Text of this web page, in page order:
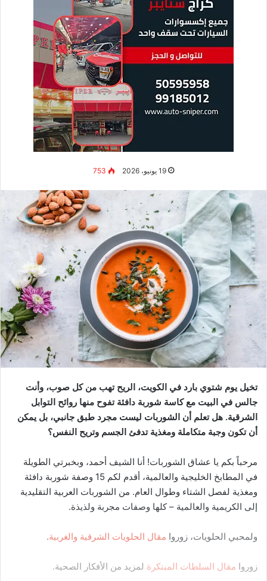
19 يونيو، 2026 753
تخيل يوم شتوي بارد في الكويت، الريح تهب من كل صوب، وأنت
جالس في البيت مع كاسة شوربة دافئة تفوح منها روائح التوابل
الشرقية. هل تعلم أن الشوربات ليست مجرد طبق جانبي، بل يمكن
أن تكون وجبة متكاملة ومغذية تدفئ الجسم وتريح النفس؟
مرحباً بكم يا عشاق الشوربات! أنا الشيف أحمد، وبخبرتي الطويلة
في المطابخ الخليجية والعالمية، أقدم لكم 15 وصفة شوربة دافئة
ومغذية لفصل الشتاء وطوال العام. من الشوربات العربية التقليدية
إلى الكريمية والعالمية – كلها وصفات مجربة ولذيذة.
ولمحبي الحلويات، زوروا مقال الحلويات الشرقية والغربية.
زوروا مقال السلطات المبتكرة لمزيد من الأفكار الصحية.